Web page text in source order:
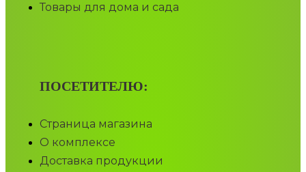
Товары для дома и сада
ПОСЕТИТЕЛЮ:
Страница магазина
О комплексе
Доставка продукции